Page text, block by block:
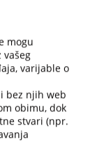
mogu
varijable o
bez njih web
obimu, dok
stvari (npr.